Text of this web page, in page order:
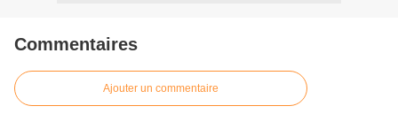
Commentaires
Ajouter un commentaire